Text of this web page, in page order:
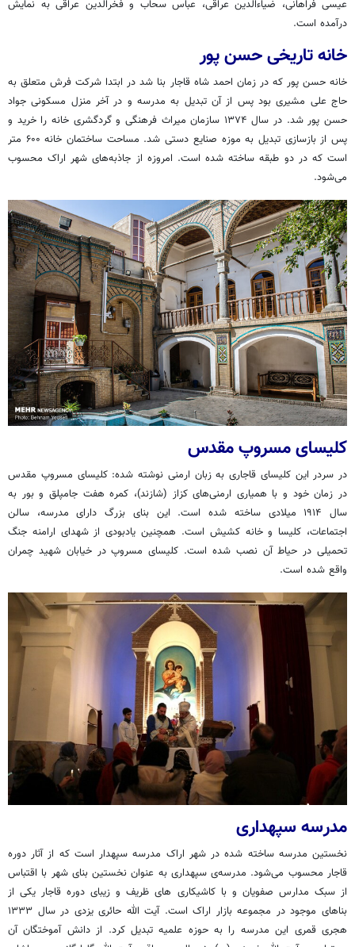
عیسی فراهانی، ضیاء‌الدین عراقی، عباس سحاب و فخرالدین عراقی به نمایش
درآمده است.
خانه تاریخی حسن پور
خانه حسن پور که در زمان احمد شاه قاجار بنا شد در ابتدا شرکت فرش متعلق به
حاج علی مشیری بود پس از آن تبدیل به مدرسه و در آخر منزل مسکونی جواد
حسن پور شد. در سال ۱۳۷۴ سازمان میراث فرهنگی و گردگشری خانه را خرید و
پس از بازسازی تبدیل به موزه صنایع دستی شد. مساحت ساختمان خانه ۶۰۰ متر
است که در دو طبقه ساخته شده است. امروزه از جاذبه‌های شهر اراک محسوب
می‌شود.
کلیسای مسروپ مقدس
در سردر این کلیسای قاجاری به زبان ارمنی نوشته شده: کلیسای مسروپ مقدس
در زمان خود و با همیاری ارمنی‌های کزاز (شازند)، کمره هفت جامپلق و بور به
سال ۱۹۱۴ میلادی ساخته شده است. این بنای بزرگ دارای مدرسه، سالن
اجتماعات، کلیسا و خانه کشیش است. همچنین یادبودی از شهدای ارامنه جنگ
تحمیلی در حیاط آن نصب شده است. کلیسای مسروپ در خیابان شهید چمران
واقع شده است.
مدرسه سپهداری
نخستین مدرسه ساخته شده در شهر اراک مدرسه سپهدار است که از آثار دوره
قاجار محسوب می‌شود. مدرسه‌ی سپهداری به عنوان نخستین بنای شهر با اقتباس
از سبک مدارس صفویان و با کاشیکاری های ظریف و زیبای دوره قاجار یکی از
بناهای موجود در مجموعه بازار اراک است. آیت الله حائری یزدی در سال ۱۳۳۳
هجری قمری این مدرسه را به حوزه علمیه تبدیل کرد. از دانش آموختگان آن